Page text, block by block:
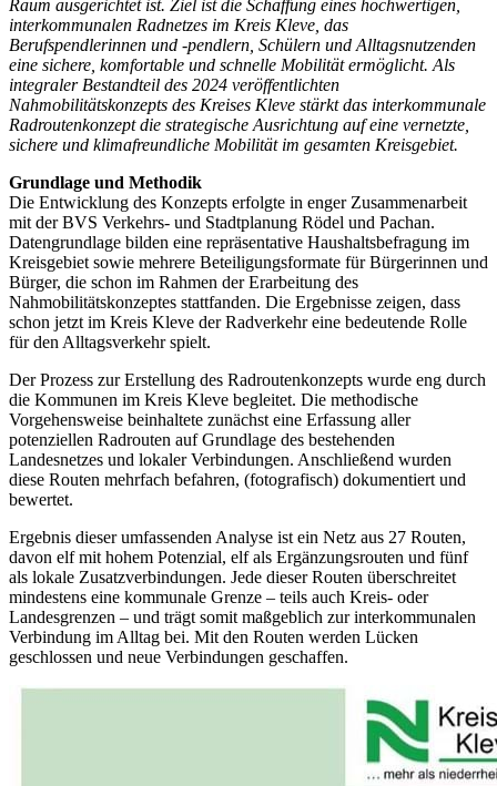
Raum ausgerichtet ist. Ziel ist die Schaffung eines hochwertigen,
interkommunalen Radnetzes im Kreis Kleve, das
Berufspendlerinnen und -pendlern, Schülern und Alltagsnutzenden
eine sichere, komfortable und schnelle Mobilität ermöglicht. Als
integraler Bestandteil des 2024 veröffentlichten
Nahmobilitätskonzepts des Kreises Kleve stärkt das interkommunale
Radroutenkonzept die strategische Ausrichtung auf eine vernetzte,
sichere und klimafreundliche Mobilität im gesamten Kreisgebiet.
Grundlage und Methodik
Die Entwicklung des Konzepts erfolgte in enger Zusammenarbeit
mit der BVS Verkehrs- und Stadtplanung Rödel und Pachan.
Datengrundlage bilden eine repräsentative Haushaltsbefragung im
Kreisgebiet sowie mehrere Beteiligungsformate für Bürgerinnen und
Bürger, die schon im Rahmen der Erarbeitung des
Nahmobilitätskonzeptes stattfanden. Die Ergebnisse zeigen, dass
schon jetzt im Kreis Kleve der Radverkehr eine bedeutende Rolle
für den Alltagsverkehr spielt.
Der Prozess zur Erstellung des Radroutenkonzepts wurde eng durch
die Kommunen im Kreis Kleve begleitet. Die methodische
Vorgehensweise beinhaltete zunächst eine Erfassung aller
potenziellen Radrouten auf Grundlage des bestehenden
Landesnetzes und lokaler Verbindungen. Anschließend wurden
diese Routen mehrfach befahren, (fotografisch) dokumentiert und
bewertet.
Ergebnis dieser umfassenden Analyse ist ein Netz aus 27 Routen,
davon elf mit hohem Potenzial, elf als Ergänzungsrouten und fünf
als lokale Zusatzverbindungen. Jede dieser Routen überschreitet
mindestens eine kommunale Grenze – teils auch Kreis- oder
Landesgrenzen – und trägt somit maßgeblich zur interkommunalen
Verbindung im Alltag bei. Mit den Routen werden Lücken
geschlossen und neue Verbindungen geschaffen.